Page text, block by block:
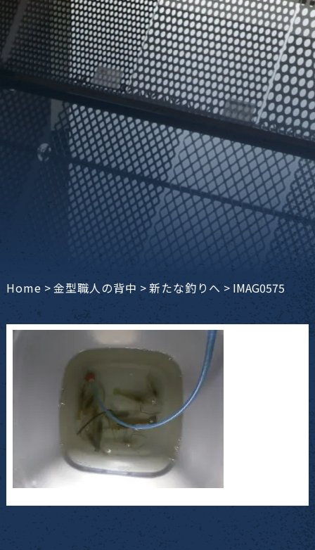
Home >金型職人の背中 >新たな釣りへ > IMAG0575